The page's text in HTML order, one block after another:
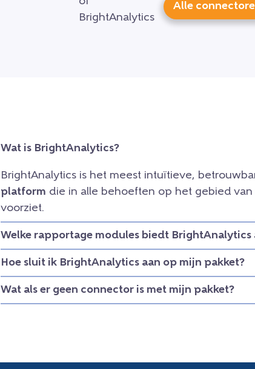
Alle
Wat is BrightAnalytics?
BrightAnalytics is het meest intuïtieve,
platform die in alle behoeften op het gebied
voorziet.
Welke rapportage modules biedt BrightAnalytics
Hoe sluit ik BrightAnalytics aan op mijn pakket?
Wat als er geen connector is met mijn pakket?